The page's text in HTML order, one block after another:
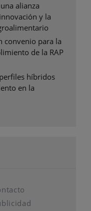
alianza
y la
convenio para la
de la RAP
híbridos
en la